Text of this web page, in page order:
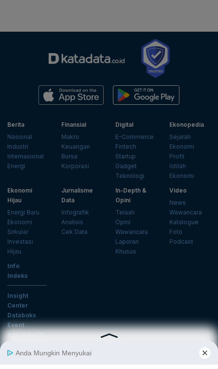
Berita
Nasional
Industri
Internasional
Energi
Finansial
Makro
Keuangan
Bursa
Korporasi
Digital
E-Commerce
Fintech
Startup
Gadget
Teknologi
Ekonopedia
Sejarah
Ekonomi
Profil
Istilah
Ekonomi
Ekonomi
Hijau
Energi Baru
Ekonomi
Sirkular
Investasi
Hijau
Jurnalisme
Data
Infografik
Analisis
Cek Data
In-Depth &
Opini
Telaah
Opini
Wawancara
Laporan
Khusus
Video
News
Wawancara
Katalogue
Foto
Podcast
Info
Indeks
Insight
Center
Databoks
Event
KatadataOto